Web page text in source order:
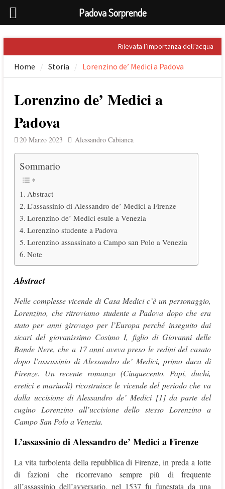
to
content
Rilevata l’importanza dell’acqua
nel Palladio
Prospero Alpini, il suo ritratto e il
Caffè
Giuseppe Barbieri e Niccolò
First Folio di Shakespeare
Home Storia Lorenzino de’ Medici a Padova
Lorenzino de’ Medici a
Padova
20 Marzo 2023 Alessandro Cabianca
Sommario
Abstract
L’assassinio di Alessandro de’ Medici a Firenze
Lorenzino de’ Medici esule a Venezia
Lorenzino studente a Padova
Lorenzino assassinato a Campo san Polo a Venezia
Note
Abstract
Nelle complesse vicende di Casa Medici c’è un personaggio,
Lorenzino, che ritroviamo studente a Padova dopo che era
stato per anni girovago per l’Europa perché inseguito dai
sicari del giovanissimo Cosimo I, figlio di Giovanni delle
Bande Nere, che a 17 anni aveva preso le redini del casato
dopo l’assassinio di Alessandro de’ Medici, primo duca di
Firenze. Un recente romanzo (Cinquecento. Papi, duchi,
eretici e mariuoli) ricostruisce le vicende del periodo che va
dalla uccisione di Alessandro de’ Medici [1] da parte del
cugino Lorenzino all’uccisione dello stesso Lorenzino a
Campo San Polo a Venezia.
L’assassinio di Alessandro de’ Medici a Firenze
La vita turbolenta della repubblica di Firenze, in preda a lotte
di fazioni che ricorrevano sempre più di frequente
all’assassinio dell’avversario, nel 1537 fu funestata da una
Padova Sorprende